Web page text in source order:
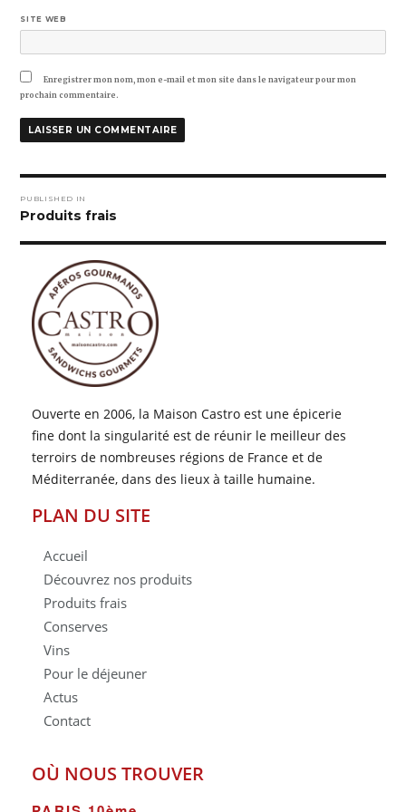
SITE WEB
Enregistrer mon nom, mon e-mail et mon site dans le navigateur pour mon
prochain commentaire.
Navigation
de
l’article
PUBLISHED IN
Produits frais
Ouverte en 2006, la Maison Castro est une épicerie
fine dont la singularité est de réunir le meilleur des
terroirs de nombreuses régions de France et de
Méditerranée, dans des lieux à taille humaine.
PLAN DU SITE
Accueil
Découvrez nos produits
Produits frais
Conserves
Vins
Pour le déjeuner
Actus
Contact
OÙ NOUS TROUVER